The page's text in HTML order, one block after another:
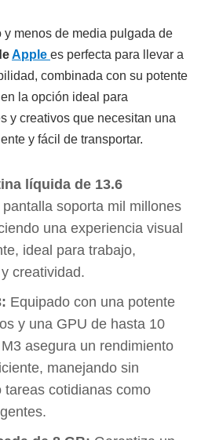
menos de media pulgada de
Apple es perfecta para llevar a
combinada con su potente
la opción ideal para
y creativos que necesitan una
y fácil de transportar.
líquida de 13.6
pantalla soporta mil millones
una experiencia visual
ideal para trabajo,
creatividad.
Equipado con una potente
y una GPU de hasta 10
asegura un rendimiento
manejando sin
tareas cotidianas como